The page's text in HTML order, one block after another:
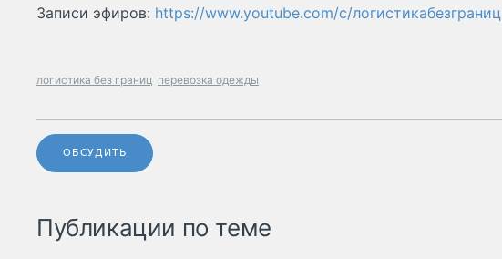
Записи эфиров: https://www.youtube.com/c/логистикабезграниц
логистика без границ перевозка одежды
ОБСУДИТЬ
Публикации по теме